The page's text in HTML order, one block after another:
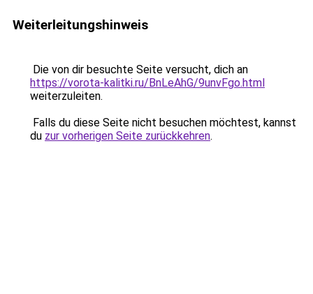
Weiterleitungshinweis
Die von dir besuchte Seite versucht, dich an
https://vorota-kalitki.ru/BnLeAhG/9unvFgo.html
weiterzuleiten.
Falls du diese Seite nicht besuchen möchtest, kannst
du zur vorherigen Seite zurückkehren.